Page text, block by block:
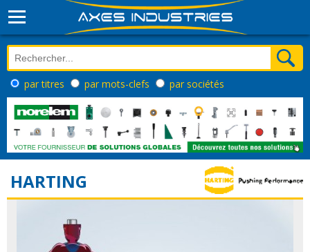
par titres par mots-clefs par sociétés
HARTING